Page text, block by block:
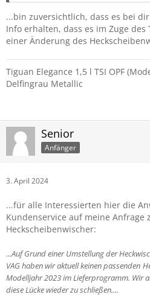
...bin zuversichtlich, dass es bei
Info erhalten, dass es im Zuge des
einer Änderung des
Tiguan Elegance 1,5 l TSI OPF
Delfingrau Metallic
Senior
Anfänger
3. April 2024
...für alle Interessierten hier die
Kundenservice auf meine Anfrage
Heckscheibenwischer:
...Auf Grund einer Umstellung der
VAG haben wir aktuell keinen passenden
Modelljahr 2023 im Lieferprogramm. Wir
diese Lücke wieder zu schließen....